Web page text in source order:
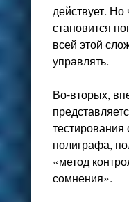
действует.
становится
всей этой
управлять.
Во-вторых,
полиграфа,
«метод
сомнения».